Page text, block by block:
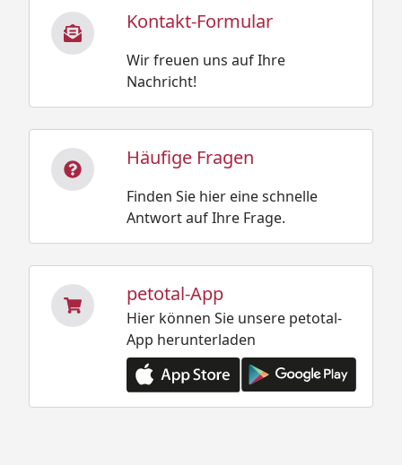
Kontakt-Formular
Wir freuen uns auf Ihre
Nachricht!
Häufige Fragen
Finden Sie hier eine schnelle
Antwort auf Ihre Frage.
petotal-App
Hier können Sie unsere petotal-
App herunterladen